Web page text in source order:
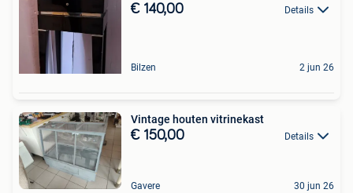
€ 140,00 Details
Bilzen 2 jun 26
Vintage houten vitrinekast
€ 150,00 Details
Gavere 30 jun 26